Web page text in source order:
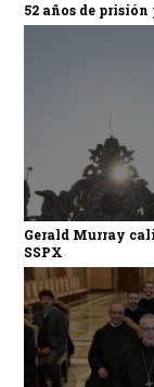
52 años de
Gerald Murray
SSPX